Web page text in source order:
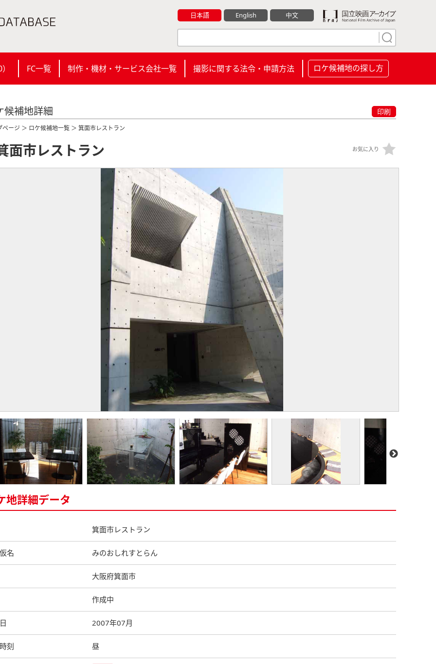
日本語 English 中文
） FC一覧 制作・機材・サービス会社一覧 撮影に関する法令・申請方法 ロケ候補地の探し方
候補地詳細 印刷
ページ ＞ ロケ候補地一覧 ＞ 箕面市レストラン
面市レストラン お気に入り
地詳細データ
箕面市レストラン
名 みのおしれすとらん
大阪府箕面市
作成中
2007年07月
刻 昼